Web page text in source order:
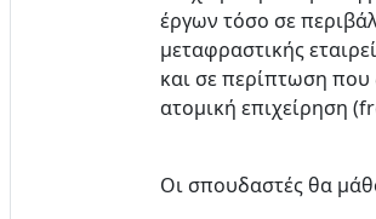
έργων τόσο σε
μεταφραστικής
και σε περίπτωση
ατομική επιχείρηση
Οι σπουδαστές θα